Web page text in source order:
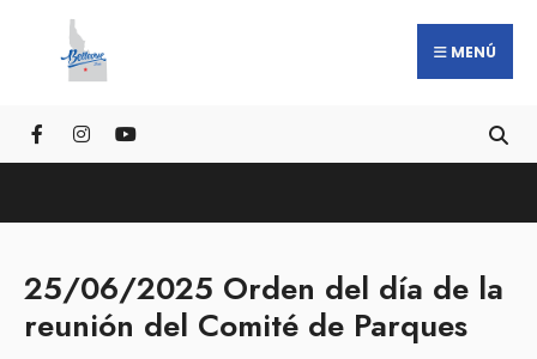
MENÚ
25/06/2025 Orden del día de la
reunión del Comité de Parques